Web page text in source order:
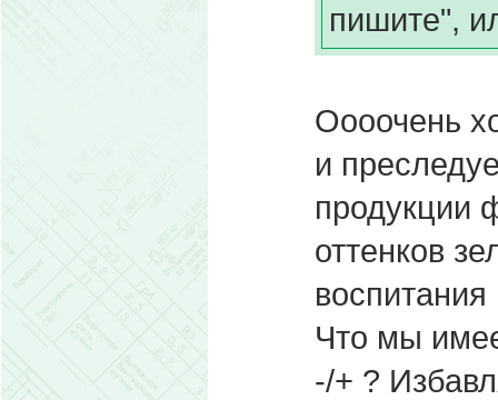
пишите",
Оооочень
и
продукции
оттенков
воспитания
Что мы
-/+ ?